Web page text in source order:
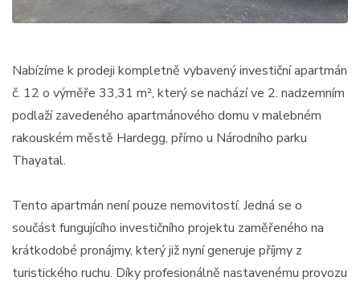
Nabízíme k prodeji kompletně vybavený investiční apartmán
č. 12 o výměře 33,31 m², který se nachází ve 2. nadzemním
podlaží zavedeného apartmánového domu v malebném
rakouském městě Hardegg, přímo u Národního parku
Thayatal.
Tento apartmán není pouze nemovitostí. Jedná se o
součást fungujícího investičního projektu zaměřeného na
krátkodobé pronájmy, který již nyní generuje příjmy z
turistického ruchu. Díky profesionálně nastavenému provozu